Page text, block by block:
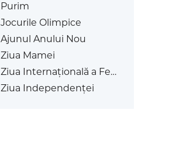
Purim
Jocurile Olimpice
Ajunul Anului Nou
Ziua Mamei
Ziua Internațională a Femeii's
Ziua Independenței